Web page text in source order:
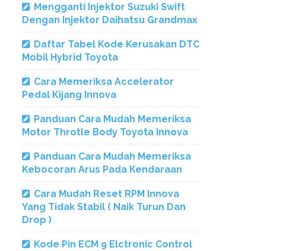
Mengganti Injektor Suzuki Swift
Dengan Injektor Daihatsu Grandmax
Daftar Tabel Kode Kerusakan DTC
Mobil Hybrid Toyota
Cara Memeriksa Accelerator
Pedal Kijang Innova
Panduan Cara Mudah Memeriksa
Motor Throtle Body Toyota Innova
Panduan Cara Mudah Memeriksa
Kebocoran Arus Pada Kendaraan
Cara Mudah Reset RPM Innova
Yang Tidak Stabil ( Naik Turun Dan
Drop )
Kode Pin ECM 9 Elctronic Control